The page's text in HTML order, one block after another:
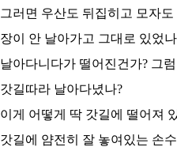
그러면 우산도 뒤집히고 모자
장이 안 날아가고 그대로 있었나
날아다니다가 떨어진건가? 그
갓길따라 날아다녔나?
이게 어떻게 딱 갓길에 떨어져
갓길에 얌전히 잘 놓여있는 손